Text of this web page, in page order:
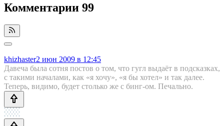
Комментарии 99
khizhaster2 июн 2009 в 12:45
Давеча была сотня постов о том, что гугл выдаёт в подсказках,
с такими началами, как «я хочу», «я бы хотел» и так далее.
Теперь, видимо, будет столько же с бинг-ом. Печально.